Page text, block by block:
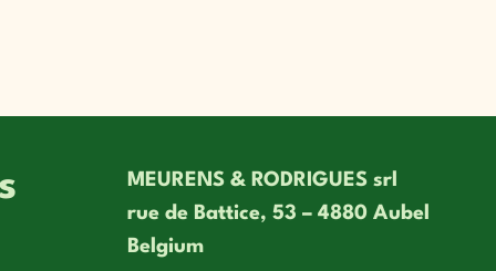
MEURENS & RODRIGUES srl
rue de Battice, 53 – 4880 Aubel
Belgium